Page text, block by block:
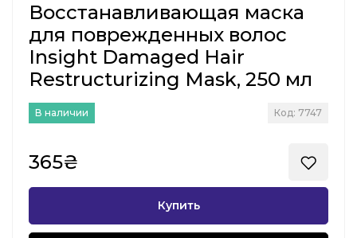
Восстанавливающая маска
для поврежденных волос
Insight Damaged Hair
Restructurizing Mask, 250 мл
В наличии Код: 7747
365₴
Купить